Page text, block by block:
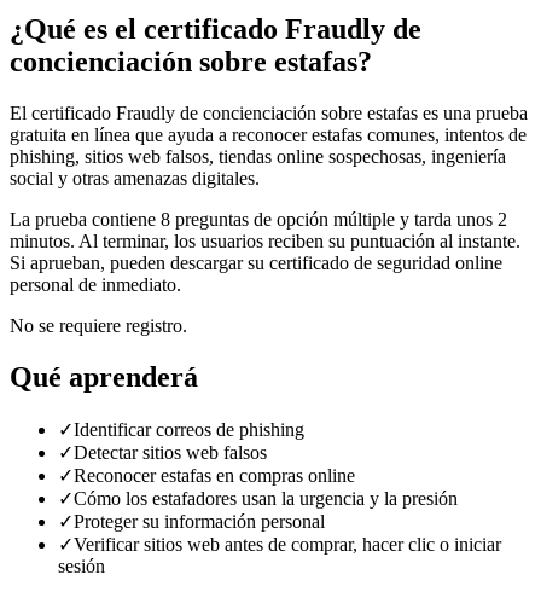
¿Qué es el certificado Fraudly de
concienciación sobre estafas?
El certificado Fraudly de concienciación sobre estafas es una prueba
gratuita en línea que ayuda a reconocer estafas comunes, intentos de
phishing, sitios web falsos, tiendas online sospechosas, ingeniería
social y otras amenazas digitales.
La prueba contiene 8 preguntas de opción múltiple y tarda unos 2
minutos. Al terminar, los usuarios reciben su puntuación al instante.
Si aprueban, pueden descargar su certificado de seguridad online
personal de inmediato.
No se requiere registro.
Qué aprenderá
✓Identificar correos de phishing
✓Detectar sitios web falsos
✓Reconocer estafas en compras online
✓Cómo los estafadores usan la urgencia y la presión
✓Proteger su información personal
✓Verificar sitios web antes de comprar, hacer clic o iniciar
sesión